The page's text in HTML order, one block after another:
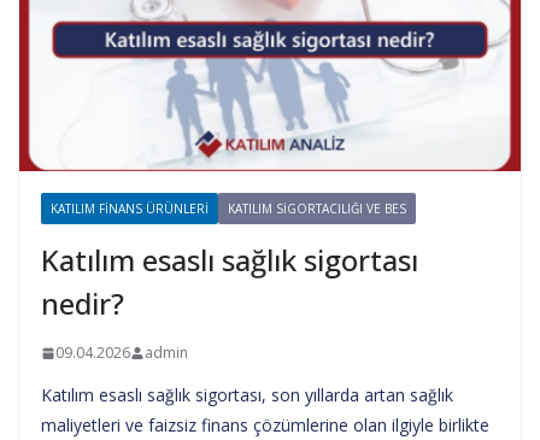
KATILIM FINANS ÜRÜNLERI KATILIM SIGORTACILIĞI VE BES
Katılım esaslı sağlık sigortası
nedir?
09.04.2026 admin
Katılım esaslı sağlık sigortası, son yıllarda artan sağlık
maliyetleri ve faizsiz finans çözümlerine olan ilgiyle birlikte